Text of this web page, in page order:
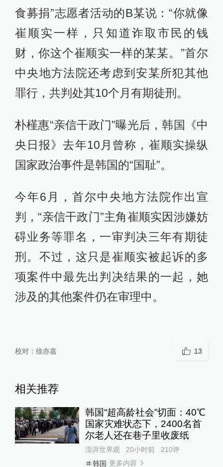
食募捐”志愿者活动的B某说：“你就像
崔顺实一样，只知道诈取市民的钱
财，你这个崔顺实一样的某某。”首尔
中央地方法院还考虑到安某所犯其他
罪行，共判处其10个月有期徒刑。
朴槿惠“亲信干政门”曝光后，韩国《中
央日报》去年10月曾称，崔顺实操纵
国家政治事件是韩国的“国耻”。
今年6月，首尔中央地方法院作出宣
判，“亲信干政门”主角崔顺实因涉嫌妨
碍业务等罪名，一审判决三年有期徒
刑。不过，这只是崔顺实被起诉的多
项案件中最先出判决结果的一起，她
涉及的其他案件仍在审理中。
校对： 徐亦嘉 13
相关推荐
韩国“超高龄社会”切面：40℃
国家灾难状态下，2400名首
尔老人还在巷子里收废纸
澎湃世界观 20小时前 210评
韩国 更多内容